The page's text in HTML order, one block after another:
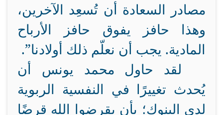
مصادر السعادة أن تُسعِد الآخرين،
وهذا حافز يفوق حافز الأرباح
المادية. يجب أن نعلّم ذلك أولادنا”.
لقد حاول محمد يونس أن
يُحدث تغييرًا في النفسية الربوية
لدى البنوك؛ بأن يقرضوا الله قرضًا